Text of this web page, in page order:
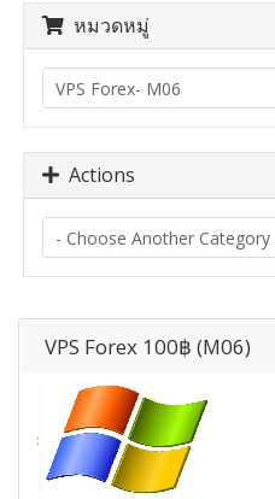
หมวดหมู่
Actions
VPS Forex 100฿ (M06)
: